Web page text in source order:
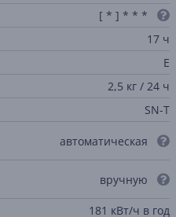
[ * ] * * *
17 ч
E
2,5 кг / 24 ч
SN-T
автоматическая
вручную
181 кВт/ч в год